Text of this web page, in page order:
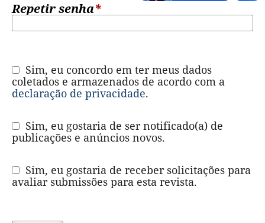
Repetir senha*
coletados e armazenados de acordo com a
declaração de privacidade.
publicações e anúncios novos.
avaliar submissões para esta revista.